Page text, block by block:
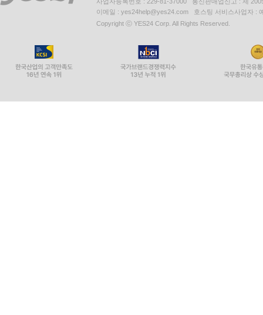
이메일 : yes24help@yes24.com 호스팅 서비스사업자 :
Copyright ⓒ YES24 Corp. All Rights Reserved.